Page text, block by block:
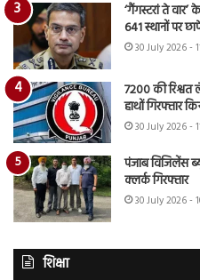
‘गैंगस्टरां ते
641 स्थानों पर
30 July 2026 -
7200 की रिश्वत
हाथों गिरफ्तार
30 July 2026 -
पंजाब विजिलेंस
क्लर्क गिरफ्तार
30 July 2026 -
शिक्षा